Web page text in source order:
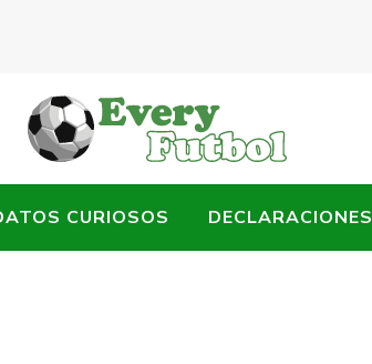
CURIOSOS DECLARACIONES